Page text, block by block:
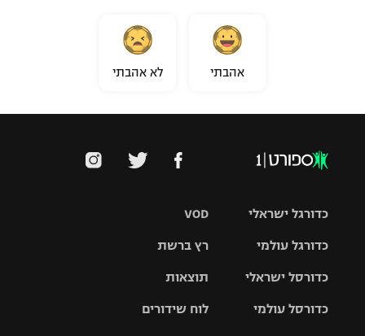
אהבתי לא אהבתי
VOD
רץ ברשת
תוצאות
לוח שידורים
כדורגל ישראלי
כדורגל עולמי
האלופות
כדורסל ישראלי
כדורסל עולמי